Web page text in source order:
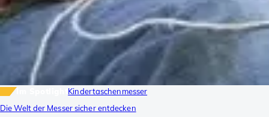
Kindertaschenmesser
Die Welt der Messer sicher entdecken